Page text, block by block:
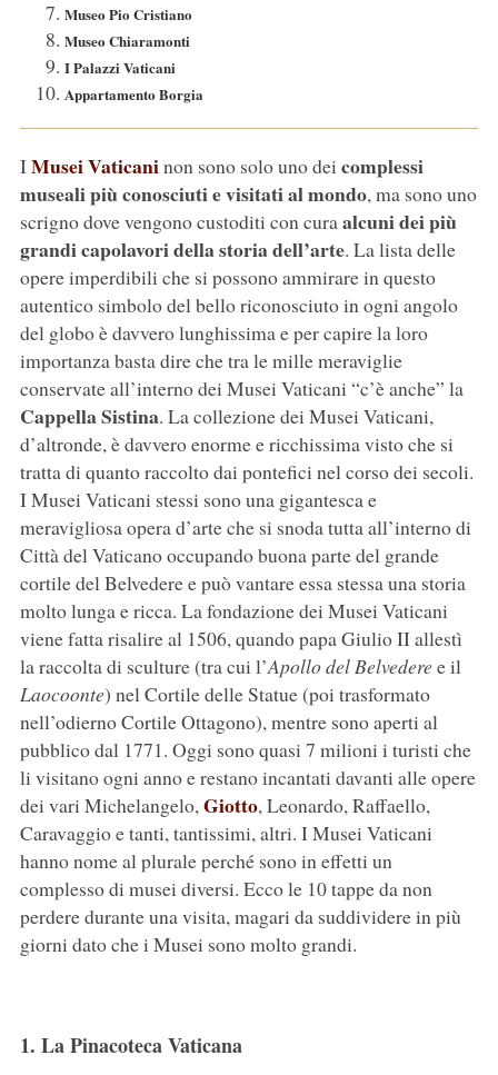
Museo Pio Cristiano
Museo Chiaramonti
I Palazzi Vaticani
Appartamento Borgia
IMusei Vaticaninon sono solo uno dei complessi
museali più conosciuti e visitati al mondo, ma sono uno
scrigno dove vengono custoditi con curaalcuni dei più
grandi capolavori della storia dell’arte. La lista delle
opere imperdibili che si possono ammirare in questo
autentico simbolo del bello riconosciuto in ogni angolo
del globo è davvero lunghissima e per capire la loro
importanza basta dire che tra le mille meraviglie
conservate all’interno dei Musei Vaticani “c’è anche” la
Cappella Sistina. La collezione dei Musei Vaticani,
d’altronde, è davvero enorme e ricchissima visto che si
tratta di quanto raccolto dai pontefici nel corso dei secoli.
I Musei Vaticani stessi sono una gigantesca e
meravigliosa opera d’arte che si snoda tutta all’interno di
Città del Vaticano occupando buona parte del grande
cortile del Belvedere e può vantare essa stessa una storia
molto lunga e ricca. La fondazione dei Musei Vaticani
viene fatta risalire al 1506, quando papa Giulio II allestì
la raccolta di sculture (tra cui l’Apollo del Belvederee il
Laocoonte) nel Cortile delle Statue (poi trasformato
nell’odierno Cortile Ottagono), mentre sono aperti al
pubblico dal 1771. Oggi sono quasi 7 milioni i turisti che
li visitano ogni anno e restano incantati davanti alle opere
dei vari Michelangelo,Giotto, Leonardo, Raffaello,
Caravaggio e tanti, tantissimi, altri. I Musei Vaticani
hanno nome al plurale perché sono in effetti un
complesso di musei diversi. Ecco le 10 tappe da non
perdere durante una visita, magari da suddividere in più
giorni dato che i Musei sono molto grandi.
1. La Pinacoteca Vaticana